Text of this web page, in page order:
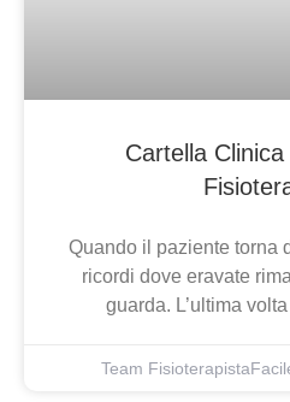
Cartella
Quando il paziente torna
ricordi dove eravate
guarda. L’ultima
Team